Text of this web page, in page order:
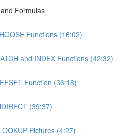
Formulas
Functions (16:02)
and INDEX Functions (42:32)
Function (36:18)
(39:37)
Pictures (4:27)